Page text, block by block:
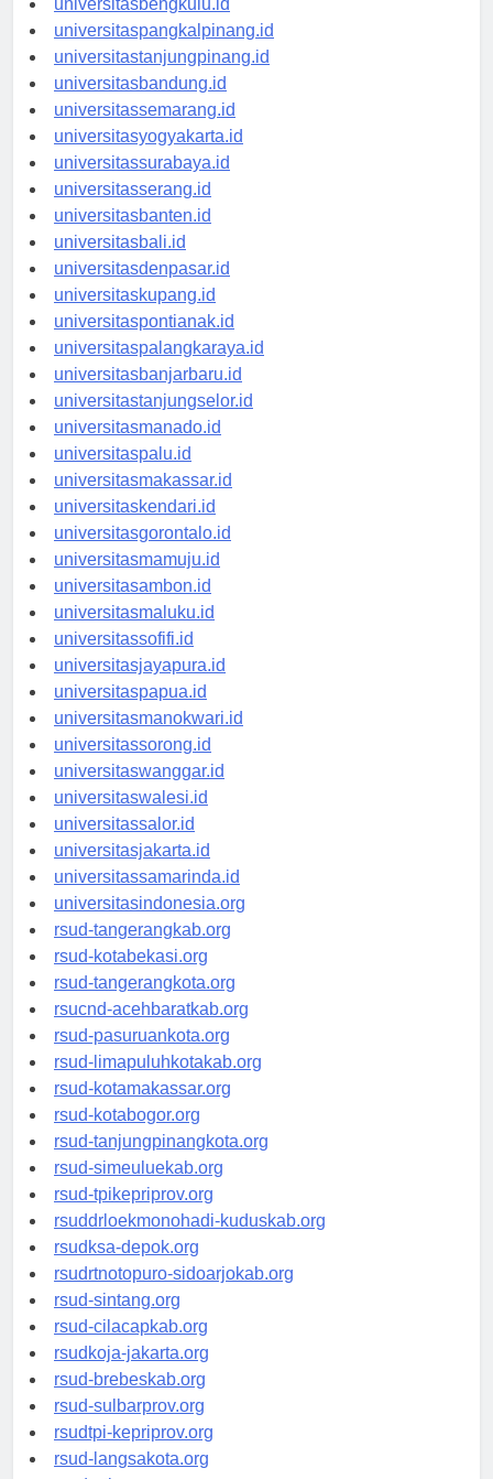
universitasbengkulu.id
universitaspangkalpinang.id
universitastanjungpinang.id
universitasbandung.id
universitassemarang.id
universitasyogyakarta.id
universitassurabaya.id
universitasserang.id
universitasbanten.id
universitasbali.id
universitasdenpasar.id
universitaskupang.id
universitaspontianak.id
universitaspalangkaraya.id
universitasbanjarbaru.id
universitastanjungselor.id
universitasmanado.id
universitaspalu.id
universitasmakassar.id
universitaskendari.id
universitasgorontalo.id
universitasmamuju.id
universitasambon.id
universitasmaluku.id
universitassofifi.id
universitasjayapura.id
universitaspapua.id
universitasmanokwari.id
universitassorong.id
universitaswanggar.id
universitaswalesi.id
universitassalor.id
universitasjakarta.id
universitassamarinda.id
universitasindonesia.org
rsud-tangerangkab.org
rsud-kotabekasi.org
rsud-tangerangkota.org
rsucnd-acehbaratkab.org
rsud-pasuruankota.org
rsud-limapuluhkotakab.org
rsud-kotamakassar.org
rsud-kotabogor.org
rsud-tanjungpinangkota.org
rsud-simeuluekab.org
rsud-tpikepriprov.org
rsuddrloekmonohadi-kuduskab.org
rsudksa-depok.org
rsudrtnotopuro-sidoarjokab.org
rsud-sintang.org
rsud-cilacapkab.org
rsudkoja-jakarta.org
rsud-brebeskab.org
rsud-sulbarprov.org
rsudtpi-kepriprov.org